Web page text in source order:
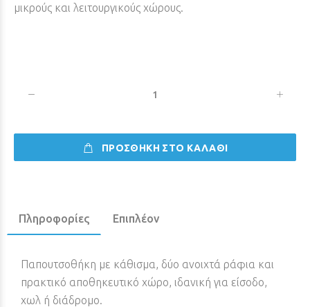
μικρούς και λειτουργικούς χώρους.
ΠΡΟΣΘΗΚΗ ΣΤΟ ΚΑΛΑΘΙ
Πληροφορίες Επιπλέον
Παπουτσοθήκη με κάθισμα, δύο ανοιχτά ράφια και
πρακτικό αποθηκευτικό χώρο, ιδανική για είσοδο,
χωλ ή διάδρομο.